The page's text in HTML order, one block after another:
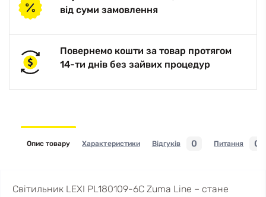
від суми замовлення
Повернемо кошти за товар протягом
14-ти днів без зайвих процедур
Опис товару Характеристики Відгуків 0 Питання 0
Світильник LEXI PL180109-6C Zuma Line – стане